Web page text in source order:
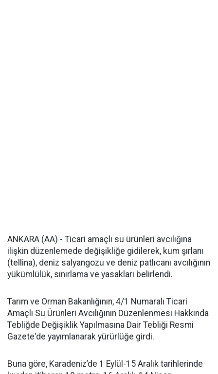
ANKARA (AA) - Ticari amaçlı su ürünleri avcılığına
ilişkin düzenlemede değişikliğe gidilerek, kum şırlanı
(tellina), deniz salyangozu ve deniz patlıcanı avcılığının
yükümlülük, sınırlama ve yasakları belirlendi.
Tarım ve Orman Bakanlığının, 4/1 Numaralı Ticari
Amaçlı Su Ürünleri Avcılığının Düzenlenmesi Hakkında
Tebliğde Değişiklik Yapılmasına Dair Tebliği Resmi
Gazete'de yayımlanarak yürürlüğe girdi.
Buna göre, Karadeniz’de 1 Eylül-15 Aralık tarihlerinde